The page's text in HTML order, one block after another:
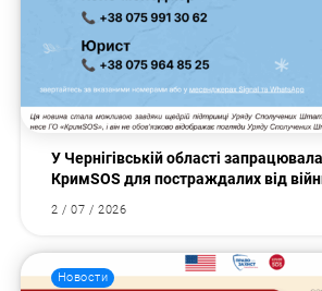
У Чернігівській області
КримSOS для постраждалих від
2 / 07 / 2026
Новости